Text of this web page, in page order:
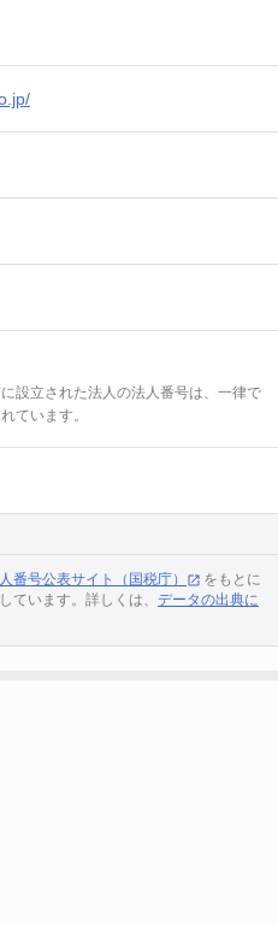
設立された法人の法人番号は、一律で
ています。
番号公表サイト（国税庁）
をもとに
ています。詳しくは、 データの出典に